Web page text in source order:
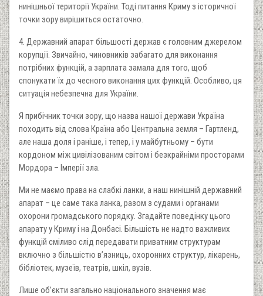
нинішньої території України. Тоді питання Криму з історичної
точки зору вирішиться остаточно.
4. Державний апарат більшості держав є головним джерелом
корупції. Звичайно, чиновників забагато для виконання
потрібних функцій, а зарплата замала для того, щоб
спонукати їх до чесного виконання цих функцій. Особливо, ця
ситуація небезпечна для України.
Я прибічник точки зору, що назва нашої держави Україна
походить від слова Країна або Центральна земля – Гартленд,
але наша доля і раніше, і тепер, і у майбутньому – бути
кордоном між цивілізованим світом і безкрайніми просторами
Мордора – Імперії зла.
Ми не маємо права на слабкі ланки, а наш нинішній державний
апарат – це саме така ланка, разом з судами і органами
охорони громадського порядку. Згадайте поведінку цього
апарату у Криму і на Донбасі. Більшість не надто важливих
функцій сміливо слід передавати приватним структурам
включно з більшістю в’язниць, охоронних структур, лікарень,
бібліотек, музеїв, театрів, шкіл, вузів.
Лише об’єкти загально національного значення має